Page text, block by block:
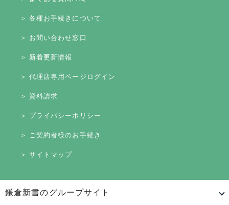
＞ 各種お手続きについて
＞ お問い合わせ窓口
＞ 新着更新情報
＞ 代理店専用ページログイン
＞ 資料請求
＞ プライバシーポリシー
＞ ご契約者様のお手続き
＞ サイトマップ
鎌倉新書のグループサイト